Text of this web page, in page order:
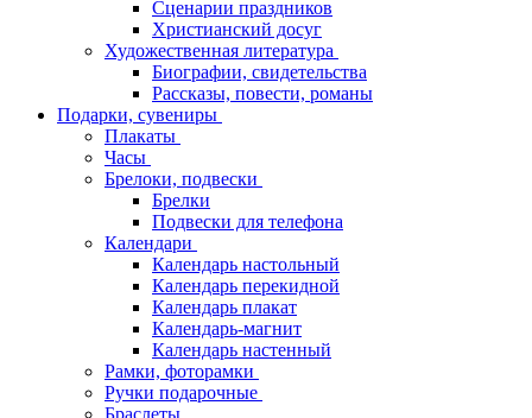
Сценарии праздников
Христианский досуг
Художественная литература
Биографии, свидетельства
Рассказы, повести, романы
Подарки, сувениры
Плакаты
Часы
Брелоки, подвески
Брелки
Подвески для телефона
Календари
Календарь настольный
Календарь перекидной
Календарь плакат
Календарь-магнит
Календарь настенный
Рамки, фоторамки
Ручки подарочные